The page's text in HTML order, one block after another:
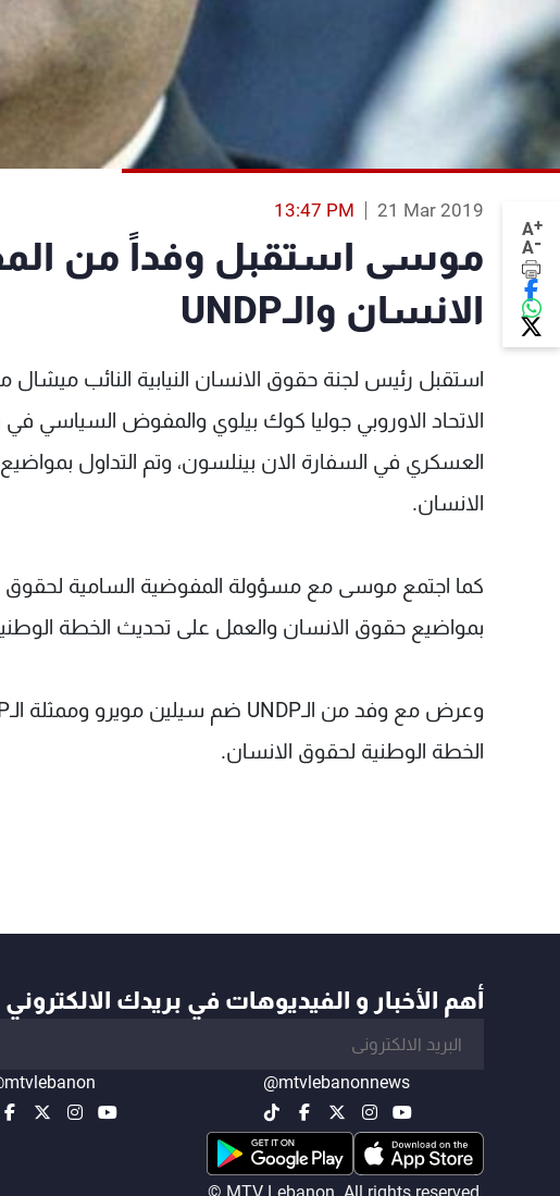
A+
A-
21 Mar 2019
13:47 PM
موسى استقبل وفداً من
الانسان والـUNDP
استقبل رئيس لجنة حقوق الانسان النيابية النائب
الاتحاد الاوروبي جوليا كوك بيلوي والمفوض السياسي في
العسكري في السفارة الان بينلسون، وتم التداول
الانسان.
كما اجتمع موسى مع مسؤولة المفوضية السامية لحقوق
بمواضيع حقوق الانسان والعمل على تحديث الخطة
الخطة الوطنية لحقوق الانسان.
أهم الأخبار و الفيديوهات في بريدك الالكتروني
@mtvlebanonnews
© MTV Lebanon. All rights reserved.